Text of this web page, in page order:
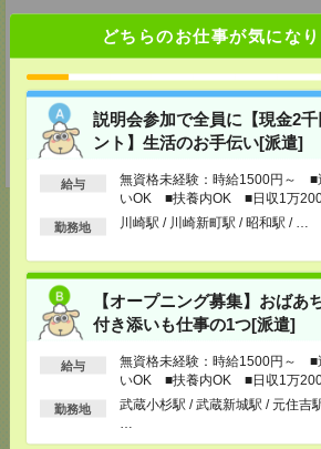
どちらのお仕事が気にな
説明会参加で全員に【現金2
ント】生活のお手伝い[派遣]
給与
無資格未経験：時給1500円～ ■
いOK ■扶養内OK ■日収1万
以上
勤務地 川崎駅 / 川崎新町駅 / 昭和駅 / …
【オープニング募集】おばあ
付き添いも仕事の1つ[派遣]
給与
無資格未経験：時給1500円～ ■
いOK ■扶養内OK ■日収1万
以上
勤務地
武蔵小杉駅 / 武蔵新城駅 / 元住吉
・アイスメット
・紫外線カットの最新ヘルメット
・冷却ジェルシート
・塩分タブレット
・完全防水リュック
・軽量安全靴
・靴下3足
・ドリンク手当（200円/1勤務につき）
応募ページへ
気になる！
メール